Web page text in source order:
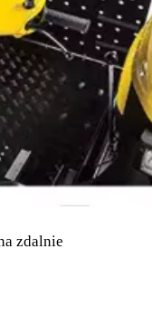
zdalnie